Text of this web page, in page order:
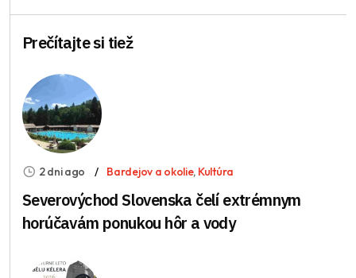
Prečítajte si tiež
2 dni ago Bardejov a okolie, Kultúra
Severovýchod Slovenska čelí extrémnym
horúčavám ponukou hôr a vody